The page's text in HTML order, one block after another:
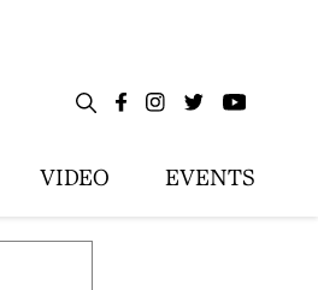
VIDEO EVENTS